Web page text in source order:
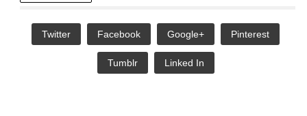
Twitter Facebook Google+ Pinterest
Tumblr Linked In